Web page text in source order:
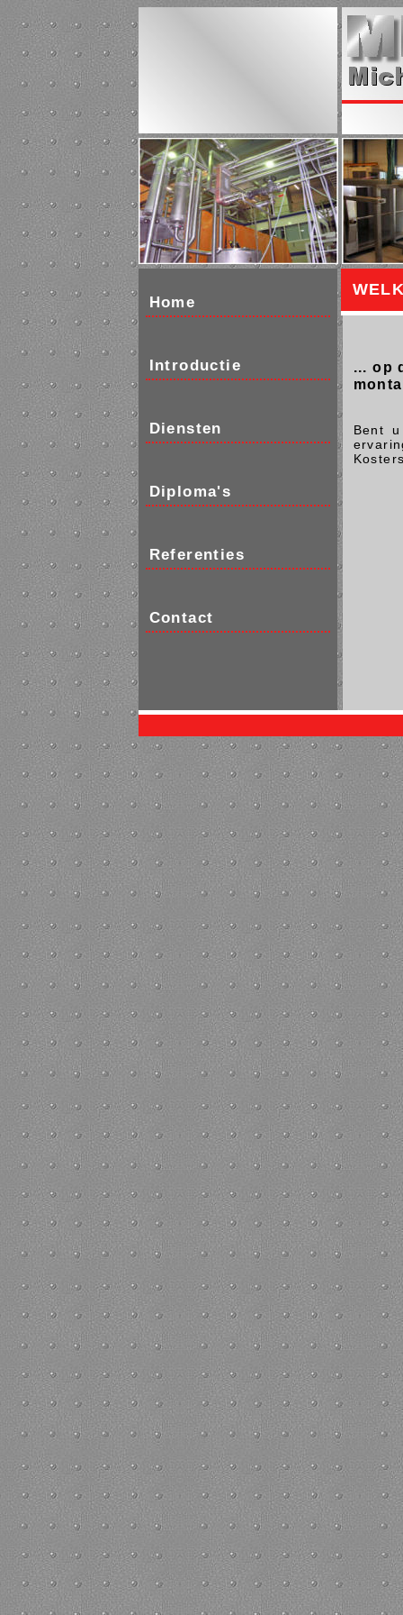
... op
Bent
Home
Introductie
Diensten
Diploma's
Referenties
Contact